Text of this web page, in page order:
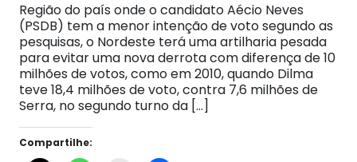
Região do país onde o candidato Aécio Neves
(PSDB) tem a menor intenção de voto segundo as
pesquisas, o Nordeste terá uma artilharia pesada
para evitar uma nova derrota com diferença de 10
milhões de votos, como em 2010, quando Dilma
teve 18,4 milhões de voto, contra 7,6 milhões de
Serra, no segundo turno da […]
Compartilhe: